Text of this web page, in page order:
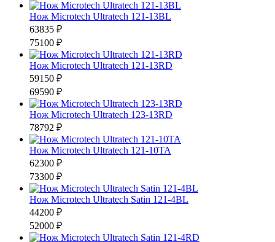
Нож Microtech Ultratech 121-13BL
63835 ₽
75100 ₽
Нож Microtech Ultratech 121-13RD
59150 ₽
69590 ₽
Нож Microtech Ultratech 123-13RD
78792 ₽
Нож Microtech Ultratech 121-10TA
62300 ₽
73300 ₽
Нож Microtech Ultratech Satin 121-4BL
44200 ₽
52000 ₽